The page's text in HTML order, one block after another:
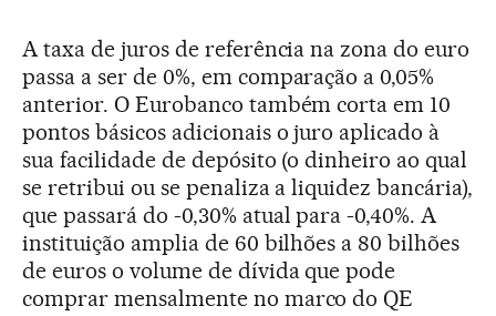
A taxa de juros de referência na zona do euro
passa a ser de 0%, em comparação a 0,05%
anterior. O Eurobanco também corta em 10
pontos básicos adicionais o juro aplicado à
sua facilidade de depósito (o dinheiro ao qual
se retribui ou se penaliza a liquidez bancária),
que passará do -0,30% atual para -0,40%. A
instituição amplia de 60 bilhões a 80 bilhões
de euros o volume de dívida que pode
comprar mensalmente no marco do QE